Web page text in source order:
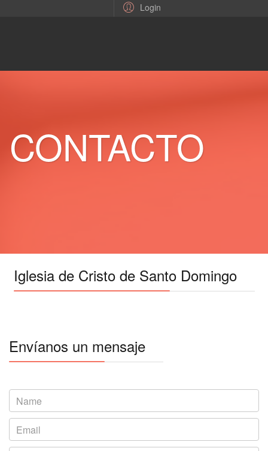
Login
CONTACTO
Iglesia de Cristo de Santo Domingo
Envíanos un mensaje